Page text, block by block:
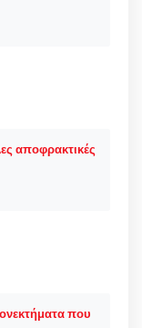
αποφρακτικές
που